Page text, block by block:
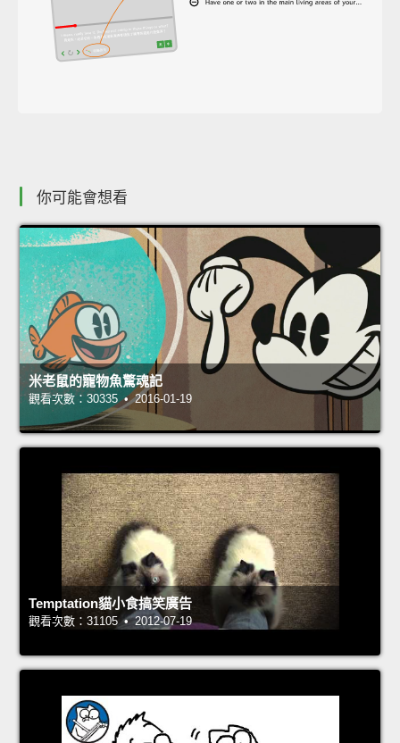
你可能會想看
米老鼠的寵物魚驚魂記
觀看次數：30335 • 2016-01-19
Temptation貓小食搞笑廣告
觀看次數：31105 • 2012-07-19